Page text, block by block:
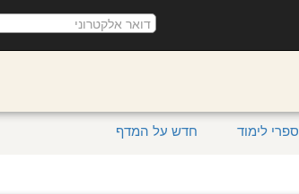
ספרי לימוד חדש על המדף